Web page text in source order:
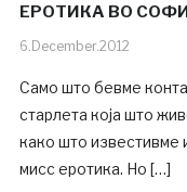
ЕРОТИКА ВО
6.December.2012
Само што бевме
старлета која што
како што известивме
мисс еротика. Но […]